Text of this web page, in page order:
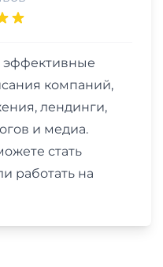
эффективные
компаний,
лендинги,
и медиа.
стать
работать на